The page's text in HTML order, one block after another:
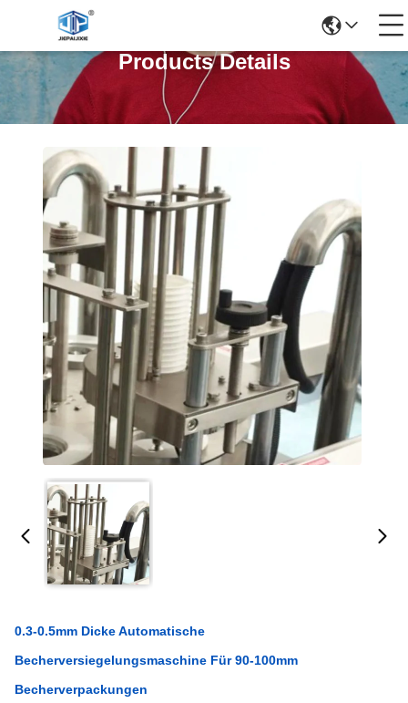
Products Details
0.3-0.5mm Dicke Automatische
Becherversiegelungsmaschine Für 90-100mm
Becherverpackungen